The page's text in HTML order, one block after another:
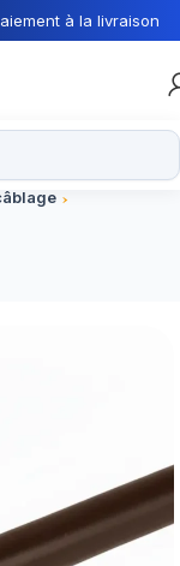
à la livraison